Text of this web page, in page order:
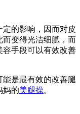
的影响，因而对皮
而变得光洁细腻，而
容手段可以有效改善
是最有效的改善腿
妈的美腿操。